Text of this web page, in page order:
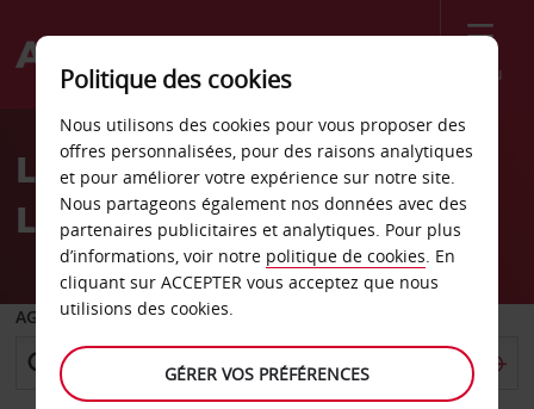
Menu
Welcome
AvisLocation de voiture
Lahti - Centre-ville
AGENCE DE DÉPART
Politique des cookies
Nous utilisons des cookies pour vous proposer des
offres personnalisées, pour des raisons analytiques
et pour améliorer votre expérience sur notre site.
Nous partageons également nos données avec des
partenaires publicitaires et analytiques. Pour plus
d’informations, voir notre politique de cookies. En
cliquant sur ACCEPTER vous acceptez que nous
utilisions des cookies.
GÉRER VOS PRÉFÉRENCES